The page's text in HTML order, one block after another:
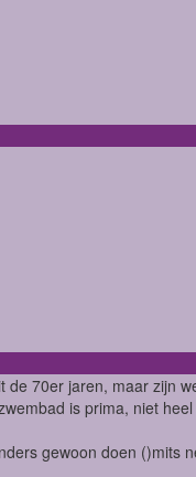
70er jaren, maar zijn
is prima, niet
gewoon doen ()mits